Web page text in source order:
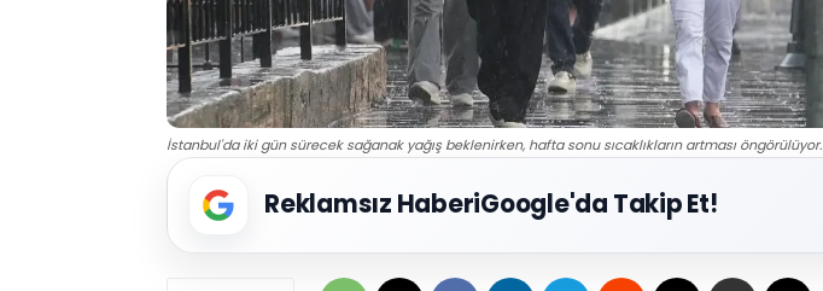
İstanbul'da iki gün sürecek sağanak yağış beklenirken, hafta sonu sıcaklıkların artması öngörülüyor.
Reklamsız HaberiGoogle'da Takip Et!